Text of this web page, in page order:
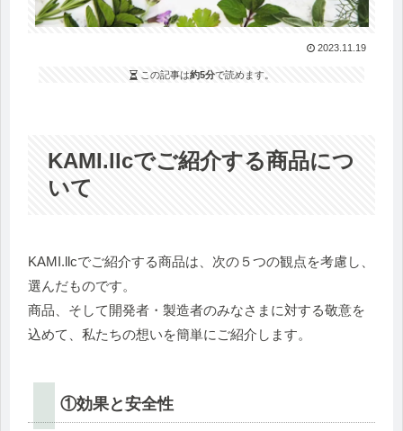
2023.11.19
この記事は約5分で読めます。
KAMI.llcでご紹介する商品につ
いて
KAMI.llcでご紹介する商品は、次の５つの観点を考慮し、
選んだものです。
商品、そして開発者・製造者のみなさまに対する敬意を
込めて、私たちの想いを簡単にご紹介します。
①効果と安全性